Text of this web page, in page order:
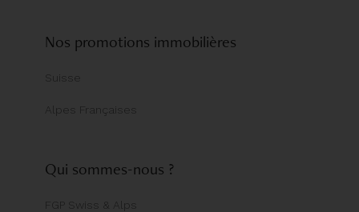
Nos promotions immobilières
Suisse
Alpes Françaises
Qui sommes-nous ?
FGP Swiss & Alps